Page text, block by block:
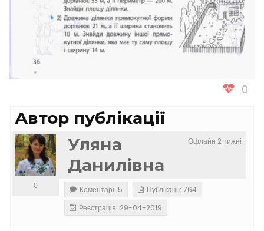
0
Автор публікації
Офлайн 2 тижні
Уляна
Данилівна
0 Коментарі: 5
Публікації: 764
Реєстрація: 29-04-2019